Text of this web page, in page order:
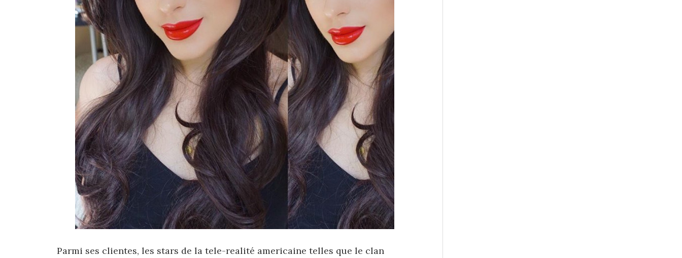
Parmi ses clientes, les stars de la tele-realité americaine telles que le clan